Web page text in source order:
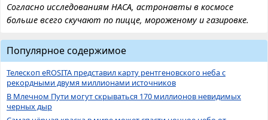
Согласно исследованиям НАСА, астронавты в космосе
больше всего скучают по пицце, мороженому и газировке.
Популярное содержимое
Телескоп eROSITA представил карту рентгеновского неба с
рекордными двумя миллионами источников
В Млечном Пути могут скрываться 170 миллионов невидимых
черных дыр